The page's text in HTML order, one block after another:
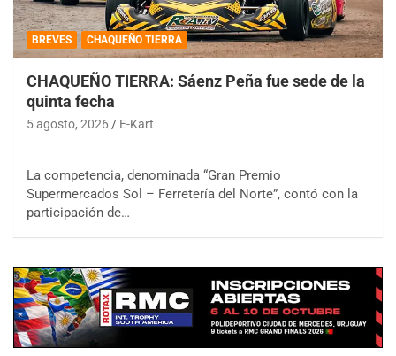
BREVES CHAQUEÑO TIERRA
CHAQUEÑO TIERRA: Sáenz Peña fue sede de la
quinta fecha
5 agosto, 2026 E-Kart
La competencia, denominada “Gran Premio
Supermercados Sol – Ferretería del Norte”, contó con la
participación de…